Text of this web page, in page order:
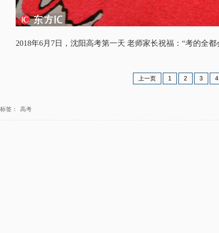
2018年6月7日，沈阳高考第一天 老师家长祝福：“考的全都
上一页 1 2 3 4
标签： 高考